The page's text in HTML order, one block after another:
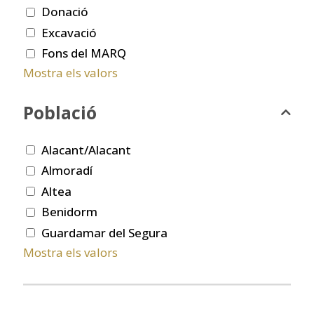
Donació
Excavació
Fons del MARQ
Mostra els valors
Població
Alacant/Alacant
Almoradí
Altea
Benidorm
Guardamar del Segura
Mostra els valors